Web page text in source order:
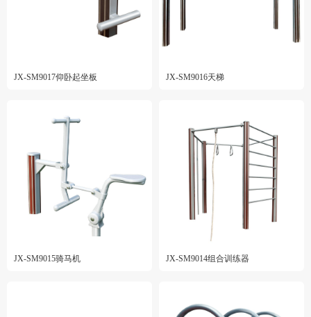
JX-SM9017仰卧起坐板 JX-SM9016天梯
JX-SM9015骑马机 JX-SM9014组合训练器